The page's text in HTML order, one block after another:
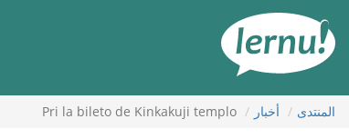
المحتويات
المنتدى أخبار Pri la bileto de Kinkakuji templo